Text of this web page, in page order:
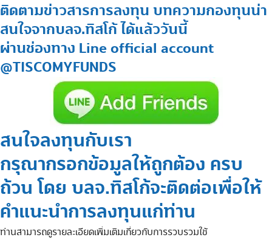
ติดตามข่าวสารการลงทุน บทความกองทุนน่า
สนใจจากบลจ.ทิสโก้ ได้แล้ววันนี้
ผ่านช่องทาง Line official account
@TISCOMYFUNDS
สนใจลงทุนกับเรา
กรุณากรอกข้อมูลให้ถูกต้อง ครบ
ถ้วน โดย บลจ.ทิสโก้จะติดต่อเพื่อให้
คำแนะนำการลงทุนแก่ท่าน
ท่านสามารถดูรายละเอียดเพิ่มเติมเกี่ยวกับการรวบรวมใช้